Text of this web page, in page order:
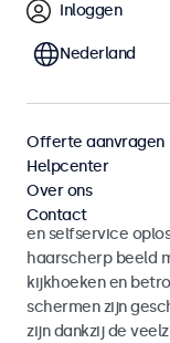
Monitoren en
selfservice
Monitoren en
en selfservice
haarscherp beeld
kijkhoeken en
schermen zijn
zijn dankzij de
Inloggen
Nederland
Offerte aanvragen
Helpcenter
Over ons
Contact